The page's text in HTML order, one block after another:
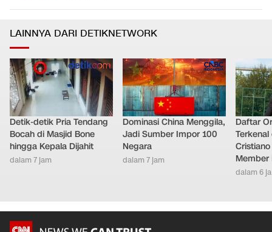
LAINNYA DARI DETIKNETWORK
Detik-detik Pria Tendang
Bocah di Masjid Bone
hingga Kepala Dijahit
dalam 7 jam
Dominasi China Menggila,
Jadi Sumber Impor 100
Negara
dalam 7 jam
Daftar
Terkenal
Member
dalam 6